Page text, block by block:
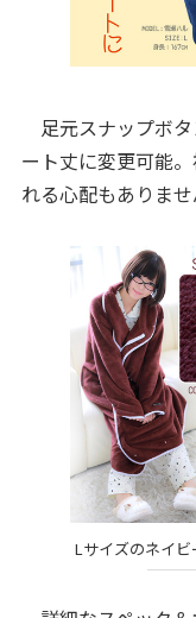
足元スナップボ
ート丈に変更可能
れる心配もありませ
Lサイズのネイ